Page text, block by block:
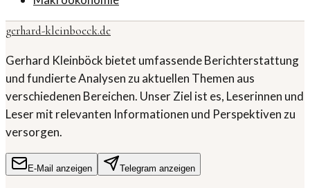
gerhard-kleinboeck.de
Gerhard Kleinböck bietet umfassende Berichterstattung
und fundierte Analysen zu aktuellen Themen aus
verschiedenen Bereichen. Unser Ziel ist es, Leserinnen und
Leser mit relevanten Informationen und Perspektiven zu
versorgen.
E-Mail anzeigen Telegram anzeigen